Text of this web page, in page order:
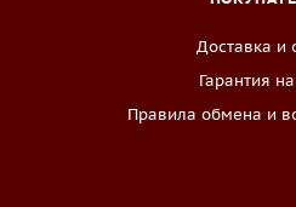
Доставка и
Гарантия
Правила обмена и